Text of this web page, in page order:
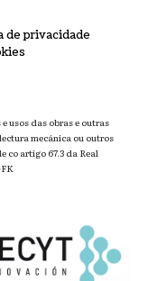
de privacidade
usos das obras e outras
mecánica ou outros
co artigo 67.3 da Real